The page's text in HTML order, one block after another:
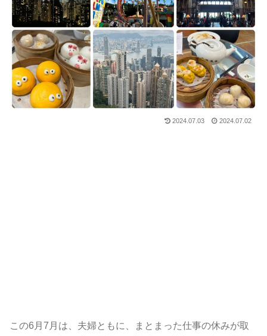
2024.07.03 2024.07.02
この6月7月は、夫婦ともに、まとまった仕事の休みが取